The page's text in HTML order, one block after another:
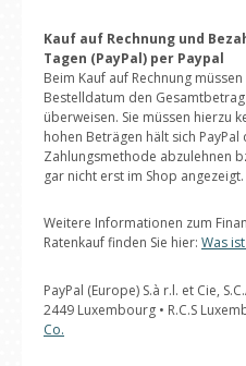
Kauf auf Rechnung und
Tagen (PayPal) per Paypal
Beim Kauf auf Rechnung
Bestelldatum den
überweisen. Sie müssen hierzu
hohen Beträgen hält sich PayPal
Zahlungsmethode abzulehnen
gar nicht erst im Shop angezeigt.
Weitere Informationen zum
Ratenkauf finden Sie hier: Was
PayPal (Europe) S.à r.l. et Cie,
2449 Luxembourg • R.C.S
Co.